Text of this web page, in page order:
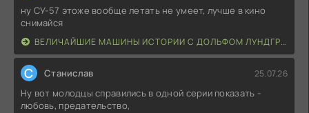
ну СУ-57 этоже вообще летать не умеет, лучше в кино
снимайся
ВЕЛИЧАЙШИЕ МАШИНЫ ИСТОРИИ С ДОЛЬФОМ ЛУНДГРЕНОМ (2026)
С Станислав 25.07.26
Ну вот молодцы справились в одной серии показать -
любовь, предательство,